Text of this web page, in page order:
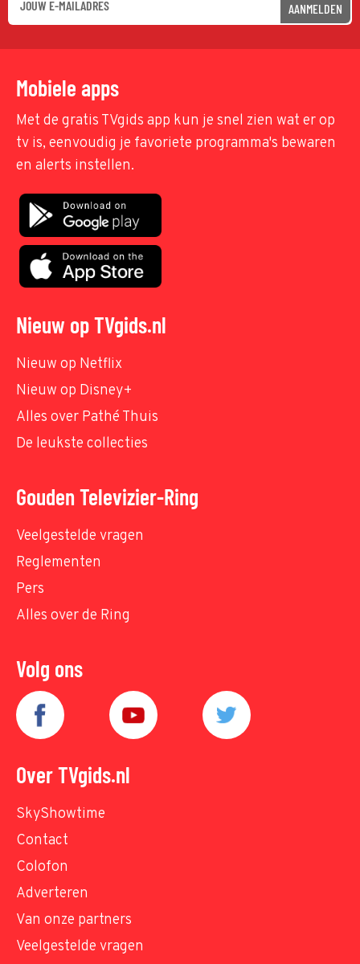
AANMELDEN
Mobiele apps
Met de gratis TVgids app kun je snel zien wat er op
tv is, eenvoudig je favoriete programma's bewaren
en alerts instellen.
Nieuw op TVgids.nl
Nieuw op Netflix
Nieuw op Disney+
Alles over Pathé Thuis
De leukste collecties
Gouden Televizier-Ring
Veelgestelde vragen
Reglementen
Pers
Alles over de Ring
Volg ons
Over TVgids.nl
SkyShowtime
Contact
Colofon
Adverteren
Van onze partners
Veelgestelde vragen